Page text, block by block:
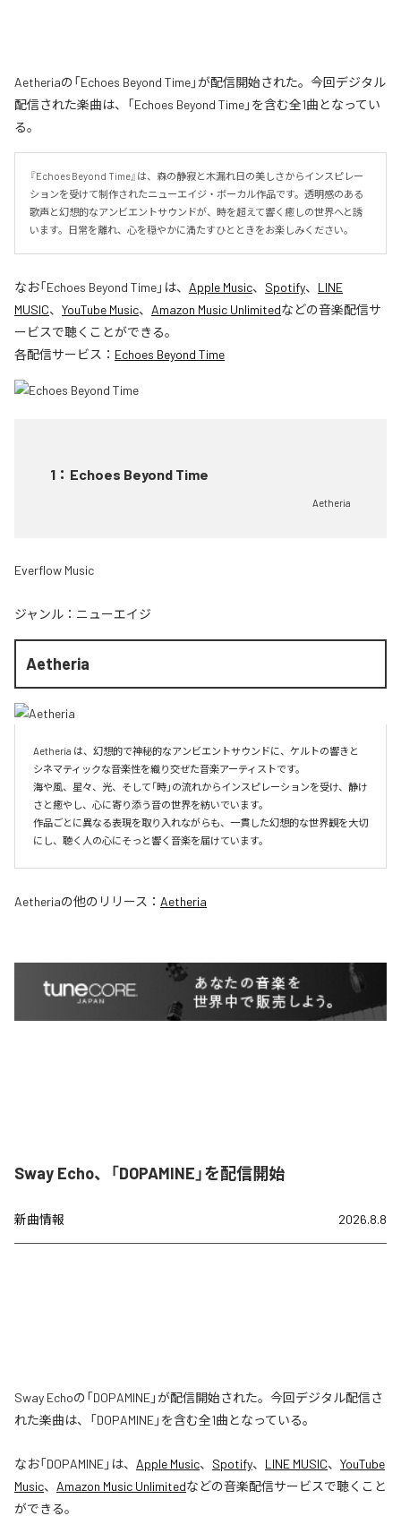
Aetheriaの「Echoes Beyond Time」が配信開始された。今回デジタル
配信された楽曲は、「Echoes Beyond Time」を含む全1曲となってい
る。
『Echoes Beyond Time』は、森の静寂と木漏れ日の美しさからインスピレー
ションを受けて制作されたニューエイジ・ボーカル作品です。透明感のある
歌声と幻想的なアンビエントサウンドが、時を超えて響く癒しの世界へと誘
います。日常を離れ、心を穏やかに満たすひとときをお楽しみください。
なお「Echoes Beyond Time」は、 Apple Music、 Spotify、 LINE
MUSIC、 YouTube Music、 Amazon Music Unlimitedなどの音楽配信サ
ービスで聴くことができる。
各配信サービス： Echoes Beyond Time
1 ： Echoes Beyond Time
Aetheria
Everflow Music
ジャンル： ニューエイジ
Aetheria
Aetheria は、幻想的で神秘的なアンビエントサウンドに、ケルトの響きと
シネマティックな音楽性を織り交ぜた音楽アーティストです。
海や風、星々、光、そして「時」の流れからインスピレーションを受け、静け
さと癒やし、心に寄り添う音の世界を紡いでいます。
作品ごとに異なる表現を取り入れながらも、一貫した幻想的な世界観を大切
にし、聴く人の心にそっと響く音楽を届けています。
Aetheriaの他のリリース： Aetheria
Sway Echo、「DOPAMINE」を配信開始
新曲情報 2026.8.8
Sway Echoの「DOPAMINE」が配信開始された。今回デジタル配信さ
れた楽曲は、「DOPAMINE」を含む全1曲となっている。
なお「DOPAMINE」は、 Apple Music、 Spotify、 LINE MUSIC、 YouTube
Music、 Amazon Music Unlimitedなどの音楽配信サービスで聴くこと
ができる。